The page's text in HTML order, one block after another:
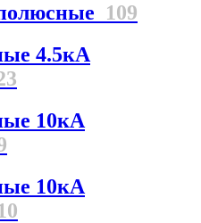
109
4.5кА
10кА
10кА